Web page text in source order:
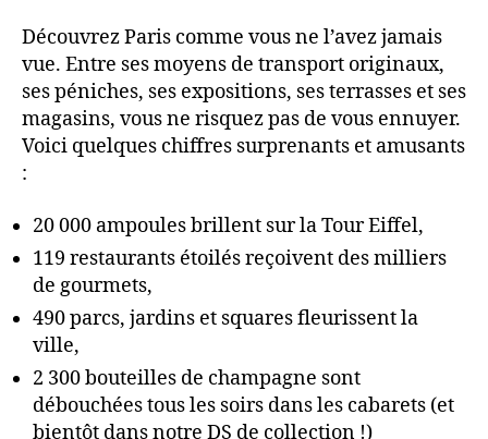
Découvrez Paris comme vous ne l’avez jamais
vue. Entre ses moyens de transport originaux,
ses péniches, ses expositions, ses terrasses et ses
magasins, vous ne risquez pas de vous ennuyer.
Voici quelques chiffres surprenants et amusants
:
20 000 ampoules brillent sur la Tour Eiffel,
119 restaurants étoilés reçoivent des milliers
de gourmets,
490 parcs, jardins et squares fleurissent la
ville,
2 300 bouteilles de champagne sont
débouchées tous les soirs dans les cabarets (et
bientôt dans notre DS de collection !)